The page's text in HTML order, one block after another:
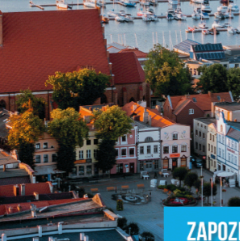
zmienić ustawienia
W dowolnym
swoich ustawień.
i umożliwiają Ci
przez nas usług.
przez Ciebie
Twoich ustawień
czy wypełniania
z której korzystasz,